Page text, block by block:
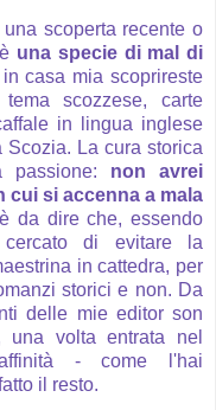
scoperta recente o
una specie di mal di
casa mia scoprireste
scozzese, carte
in lingua inglese
La cura storica
passione: non avrei
cui si accenna a mala
da dire che, essendo
di evitare la
in cattedra, per
storici e non. Da
delle mie editor son
volta entrata nel
- come l'hai
il resto.